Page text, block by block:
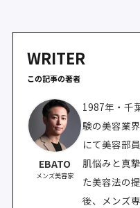
WRITER
この記事の著者
EBATO
メンズ美容家
1987年・千
験の美容業
にて美容部
肌悩みと真
た美容法の
後、メンズ